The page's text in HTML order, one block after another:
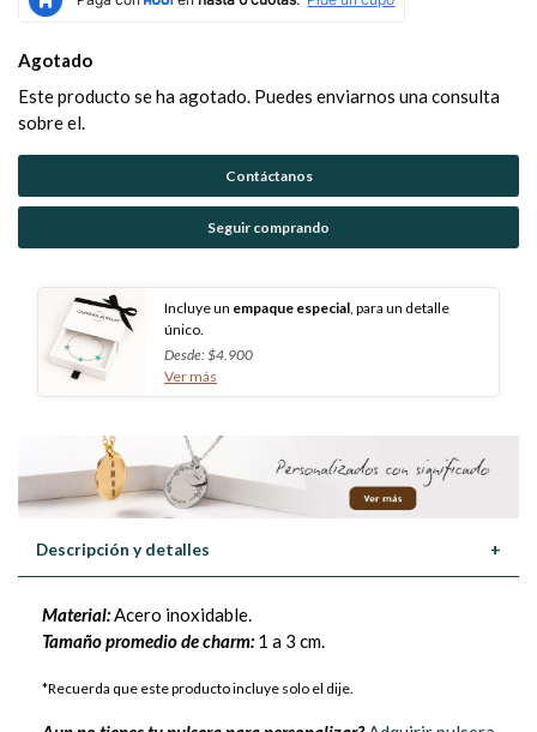
Agotado
Este producto se ha agotado. Puedes enviarnos una consulta
sobre el.
Contáctanos
Seguir comprando
Incluye un empaque especial , para un detalle
único.
Desde: $4.900
Ver más
Descripción y detalles +
Material:Acero inoxidable.
Tamaño promedio de charm:1 a 3 cm.
*Recuerda que este producto incluye solo el dije.